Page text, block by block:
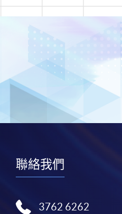
聯絡我們
3762 6262